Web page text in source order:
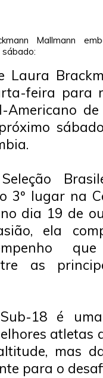
Mallmann
Laura
feira para
Americano
3º lugar na
dia 19 de
ela
as
18 é
atletas
mas
para o